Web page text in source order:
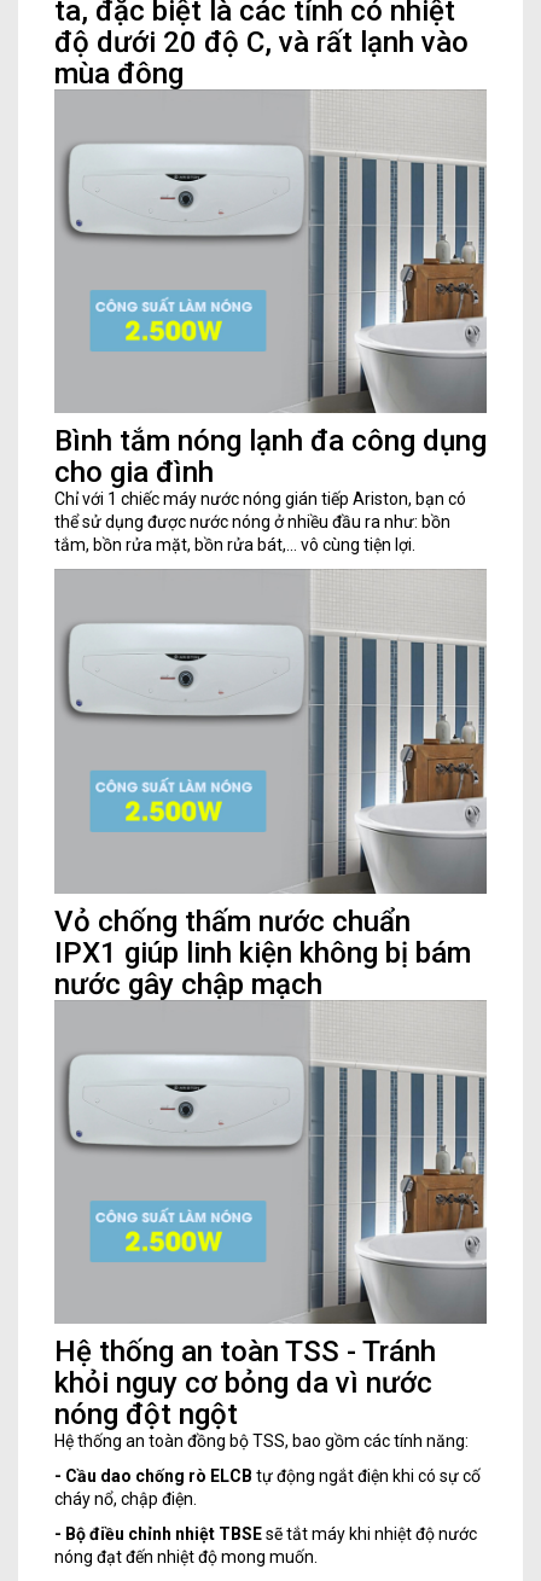
ta, đặc biệt là các tỉnh có nhiệt
độ dưới 20 độ C, và rất lạnh vào
mùa đông
Bình tắm nóng lạnh đa công dụng
cho gia đình
Chỉ với 1 chiếc máy nước nóng gián tiếp Ariston, bạn có
thể sử dụng được nước nóng ở nhiều đầu ra như: bồn
tắm, bồn rửa mặt, bồn rửa bát,... vô cùng tiện lợi.
Vỏ chống thấm nước chuẩn
IPX1 giúp linh kiện không bị bám
nước gây chập mạch
Hệ thống an toàn TSS - Tránh
khỏi nguy cơ bỏng da vì nước
nóng đột ngột
Hệ thống an toàn đồng bộ TSS, bao gồm các tính năng:
- Cầu dao chống rò ELCB tự động ngắt điện khi có sự cố
cháy nổ, chập điện.
- Bộ điều chỉnh nhiệt TBSEsẽ tắt máy khi nhiệt độ nước
nóng đạt đến nhiệt độ mong muốn.